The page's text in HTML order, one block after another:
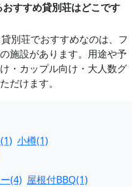
すすめ貸別荘はどこです
別荘でおすすめなのは、フ
施設があります。用途や予
・カップル向け・大人数グ
だけます。
小樽(1)
(4) 屋根付BBQ(1)